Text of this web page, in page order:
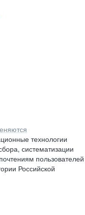
технологии
систематизации
пользователей
Российской